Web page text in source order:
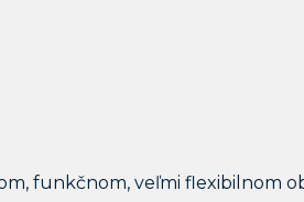
funkčnom, veľmi flexibilnom